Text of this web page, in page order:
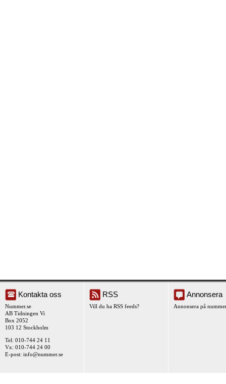
Kontakta oss
Nummer.se
AB Tidningen Vi
Box 2052
103 12 Stockholm
Tel: 010-744 24 11
Vx: 010-744 24 00
E-post: info@nummer.se
RSS
Vill du ha RSS feeds?
Annonsera
Annonsera på